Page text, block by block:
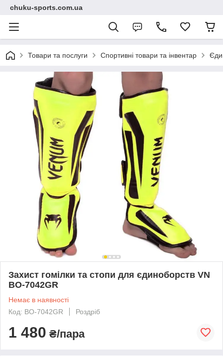
chuku-sports.com.ua
Товари та послуги Спортивні товари та інвентар
Захист гомілки та стопи для єдиноборств VN
BO-7042GR
Немає в наявності
Код: BO-7042GR
Роздріб
1 480 ₴/пара